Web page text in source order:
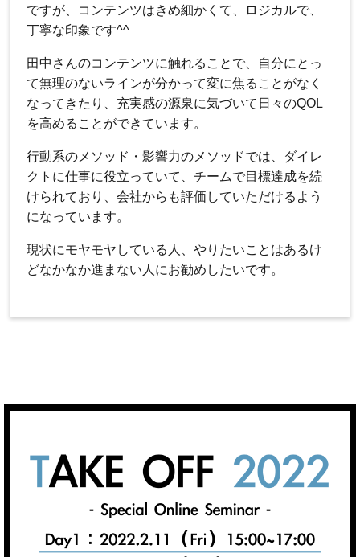
ですが、コンテンツはきめ細かくて、ロジカルで、
丁寧な印象です^^
田中さんのコンテンツに触れることで、自分にとっ
て無理のないラインが分かって変に焦ることがなく
なってきたり、充実感の源泉に気づいて日々のQOL
を高めることができています。
行動系のメソッド・影響力のメソッドでは、ダイレ
クトに仕事に役立っていて、チームで目標達成を続
けられており、会社からも評価していただけるよう
になっています。
現状にモヤモヤしている人、やりたいことはあるけ
どなかなか進まない人にお勧めしたいです。